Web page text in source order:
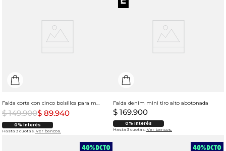
Falda corta con cinco bolsillos para mujer
$ 149.900$ 89.940
0% Interés
Hasta 3 cuotas. Ver bancos.
Falda denim mini tiro alto abotonada
$ 169.900
0% Interés
Hasta 3 cuotas. Ver bancos.